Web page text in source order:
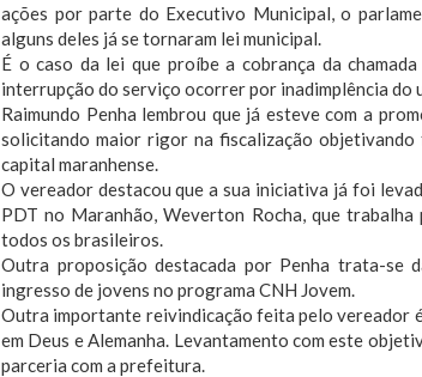
ações por parte do Executivo Municipal, o
alguns deles já se tornaram lei municipal.
É o caso da lei que proíbe a cobrança da
interrupção do serviço ocorrer por inadimplência do
Raimundo Penha lembrou que já esteve com a
solicitando maior rigor na fiscalização
capital maranhense.
O vereador destacou que a sua iniciativa já foi
PDT no Maranhão, Weverton Rocha, que
todos os brasileiros.
Outra proposição destacada por Penha trata-se
ingresso de jovens no programa CNH Jovem.
Outra importante reivindicação feita pelo vereador
em Deus e Alemanha. Levantamento com este
parceria com a prefeitura.